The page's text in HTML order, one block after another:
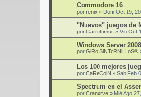
Commodore 16
por renix » Dom Oct 19,
"Nuevos" juegos de
por Garrettimus » Vie Oct
Windows Server 2008
por GiRo SiNToRNiLLoS®
Los 100 mejores
por CaReCoiN » Sab Feb
Spectrum en el
por Cranorve » Mié Ago